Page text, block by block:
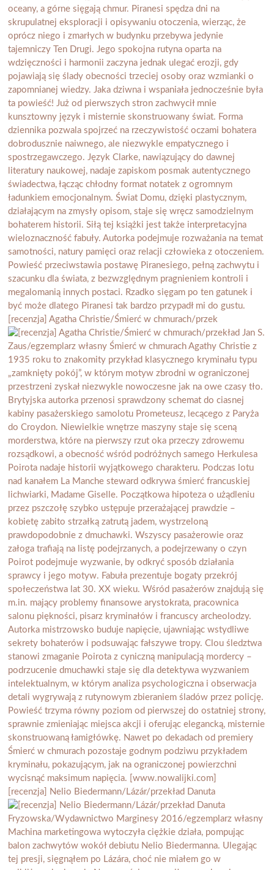
[recenzja] Agatha Christie/Śmierć w chmurach/przek
[recenzja] Nelio Biedermann/Lázár/przekład Danuta